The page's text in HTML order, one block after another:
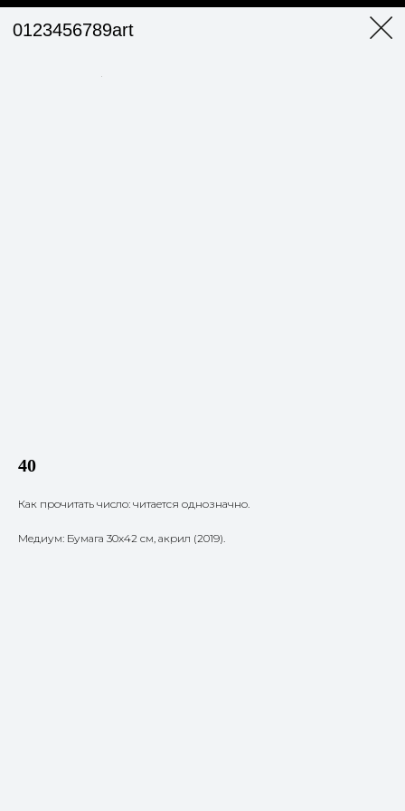
0123456789art
40
Как прочитать число: читается однозначно.
Медиум: Бумага 30х42 см, акрил (2019).